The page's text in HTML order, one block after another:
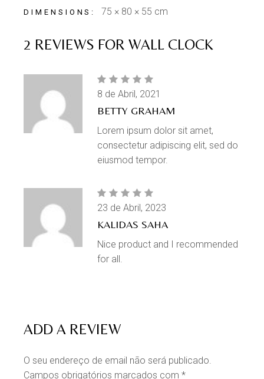
DIMENSIONS 75 × 80 × 55 cm
2 REVIEWS FORWALL CLOCK
BETTY GRAHAM
8 de Abril, 2021
Lorem ipsum dolor sit amet,
consectetur adipiscing elit, sed do
eiusmod tempor.
KALIDAS SAHA
23 de Abril, 2023
Nice product and I recommended
for all.
ADD A REVIEW
O seu endereço de email não será publicado.
Campos obrigatórios marcados com*